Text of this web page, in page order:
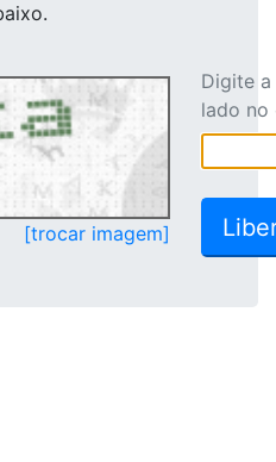
[trocar imagem]
Digite
lado no